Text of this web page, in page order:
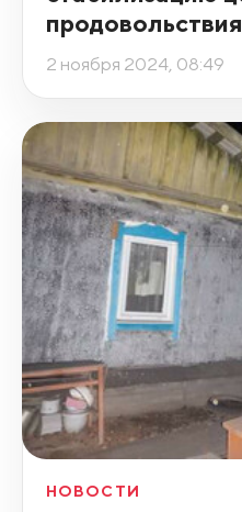
продовольствия
2 ноября 2024, 08:49
НОВОСТИ